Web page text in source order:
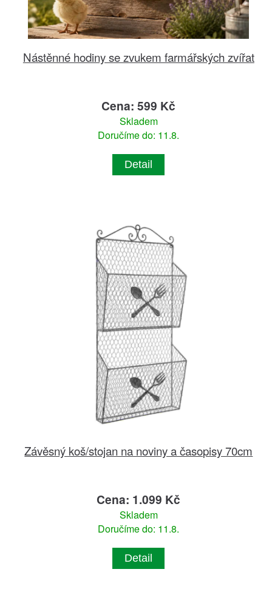
Nástěnné hodiny se zvukem farmářských zvířat
Cena: 599 Kč
Skladem
Doručíme do: 11.8.
Detail
Závěsný koš/stojan na noviny a časopisy 70cm
Cena: 1.099 Kč
Skladem
Doručíme do: 11.8.
Detail